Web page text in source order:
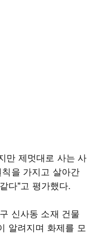
만 제멋대로 사는 사
을 가지고 살아간
다"고 평가했다.
신사동 소재 건물
알려지며 화제를 모